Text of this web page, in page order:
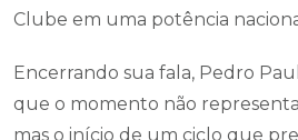
Clube em uma potência
Encerrando sua fala, Pedro
que o momento não
mas o início de um ciclo que